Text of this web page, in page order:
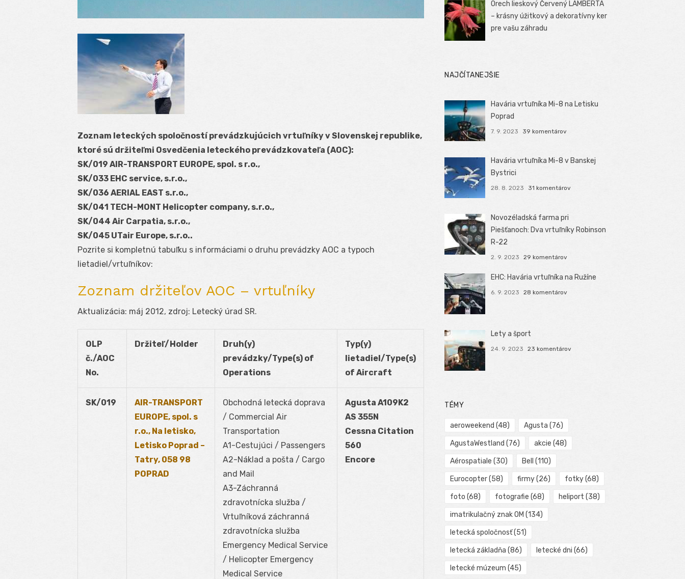
Zoznam leteckých spoločností prevádzkujúcich vrtuľníky v Slovenskej republike,
ktoré sú držiteľmi Osvedčenia leteckého prevádzkovateľa (AOC):
SK/019 AIR-TRANSPORT EUROPE, spol. s r.o.,
SK/033 EHC service, s.r.o.,
SK/036 AERIAL EAST s.r.o.,
SK/041 TECH-MONT Helicopter company, s.r.o.,
SK/044 Air Carpatia, s.r.o.,
SK/045 UTair Europe, s.r.o..
Pozrite si kompletnú tabuľku s informáciami o druhu prevádzky AOC a typoch
lietadiel/vrtuľníkov:
Zoznam držiteľov AOC – vrtuľníky
Aktualizácia: máj 2012, zdroj: Letecký úrad SR.
OLP
č./AOC
No.
Držiteľ/Holder
Druh(y)
prevádzky/Type(s) of
Operations
Typ(y)
lietadiel/Type(s)
of Aircraft
SK/019
AIR-TRANSPORT
EUROPE, spol. s
r.o., Na letisko,
Letisko Poprad –
Tatry, 058 98
POPRAD
Obchodná letecká doprava
/ Commercial Air
Transportation
A1-Cestujúci / Passengers
A2-Náklad a pošta / Cargo
and Mail
A3-Záchranná
zdravotnícka služba /
Vrtuľníková záchranná
zdravotnícka služba
Emergency Medical Service
/ Helicopter Emergency
Medical Service
Agusta A109K2
AS 355N
Cessna Citation
560
Encore
Orech lieskový Červený LAMBERTA
– krásny úžitkový a dekoratívny ker
pre vašu záhradu
NAJČÍTANEJŠIE
Havária vrtuľníka Mi-8 na Letisku
Poprad
7. 9. 2023 39 komentárov
Havária vrtuľníka Mi-8 v Banskej
Bystrici
28. 8. 2023 31 komentárov
Novozéladská farma pri
Piešťanoch: Dva vrtuľníky Robinson
R-22
2. 9. 2023 29 komentárov
EHC: Havária vrtuľníka na Ružíne
6. 9. 2023 28 komentárov
Lety a šport
24. 9. 2023 23 komentárov
TÉMY
aeroweekend (48) Agusta (76)
AgustaWestland (76) akcie (48)
Aérospatiale (30) Bell (110)
Eurocopter(58) firmy(26) fotky(68)
foto (68) fotografie (68) heliport (38)
imatrikulačný znak OM (134)
letecká spoločnosť(51)
letecká základňa (86) letecké dni (66)
letecké múzeum (45)